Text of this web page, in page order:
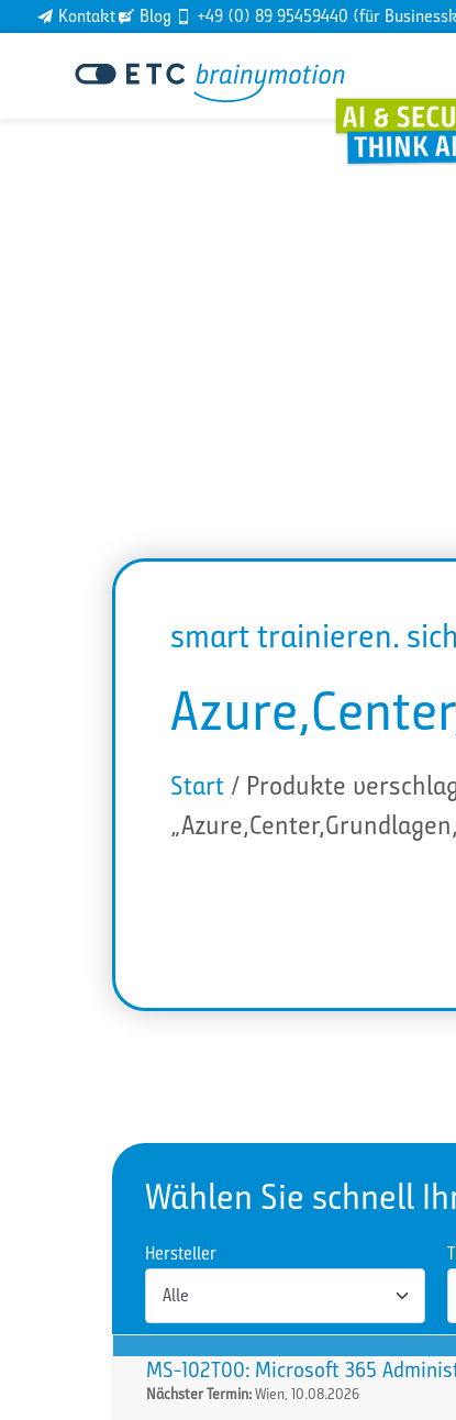
Kontakt Blog +49 (0) 89 95459440 (für
smart trainieren.
Start / Produkte
Wählen Sie schnell
Hersteller
MS-102T00: Microsoft 365
Nächster Termin:Wien, 10.08.2026